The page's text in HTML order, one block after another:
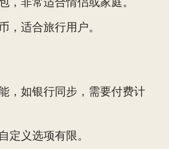
，适合旅行用户。
，如银行同步，需要付费计
定义选项有限。